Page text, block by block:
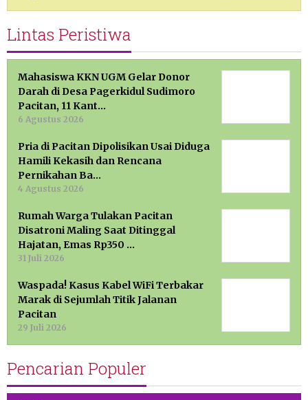
Lintas Peristiwa
Mahasiswa KKN UGM Gelar Donor
Darah di Desa Pagerkidul Sudimoro
Pacitan, 11 Kant…
6 Agustus 2026
Pria di Pacitan Dipolisikan Usai Diduga
Hamili Kekasih dan Rencana
Pernikahan Ba…
4 Agustus 2026
Rumah Warga Tulakan Pacitan
Disatroni Maling Saat Ditinggal
Hajatan, Emas Rp350 …
31 Juli 2026
Waspada! Kasus Kabel WiFi Terbakar
Marak di Sejumlah Titik Jalanan
Pacitan
29 Juli 2026
Pencarian Populer